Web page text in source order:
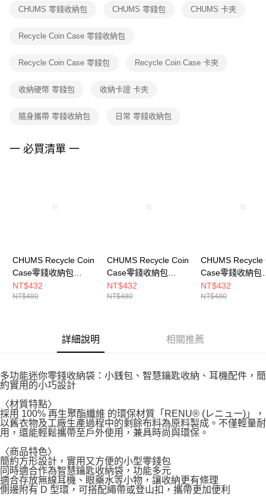
客戶支援中心」https://netprotections.freshdesk.com/support/home
１．透過由恩沛科技股份有限公司提供之「AFTEE先享後付」服務完成之交
權轉讓予恩沛科技股份有限公司。
３．未成年的使用者請事先徵得法定代理人或監護人之同意方可使用
任。
請求用戶進行身份認證。
５．嚴禁一人註冊多個帳號或使用他人資訊註冊。若發現惡意使用之情形，
CHUMS 零錢收納包 CHUMS 零錢包 CHUMS 卡夾
Recycle Coin Case 零錢收納包
Recycle Coin Case 零錢包 Recycle Coin Case 卡夾
收納硬幣 零錢包 收納卡證 卡夾
隨身攜帶 零錢收納包 日常 零錢收納包
一 必買清單 一
CHUMS Recycle Coin
Case零錢收納包
CH603572R018
NT$432
NT$480
CHUMS Recycle Coin
Case零錢收納包
CH603572Z350
NT$432
NT$480
CHUMS Recycle
Case零錢收納包
CH603572Z352
NT$432
NT$480
詳細說明 相關推薦
多功能迷你零錢收納袋：小銭包、智慧鑰匙收納、耳機配件，簡
約實用的小巧設計
〈材質特點〉
採用 100% 再生聚酯纖維 的環保材質「RENU® (レニュー)」，
以舊衣物及工廠生產過程中的剩餘布料為原料製成。不僅輕量耐
用，還能輕鬆攜帶至戶外使用，兼具時尚與環保。
〈商品特色〉
簡約方形設計，實用又方便的小型零錢包
同時適合作為智慧鑰匙收納袋，功能多元
適合存放無線耳機、眼藥水等小物，讓收納更有條理
側邊附有 D 型環，可搭配繩帶或登山扣，攜帶更加便利